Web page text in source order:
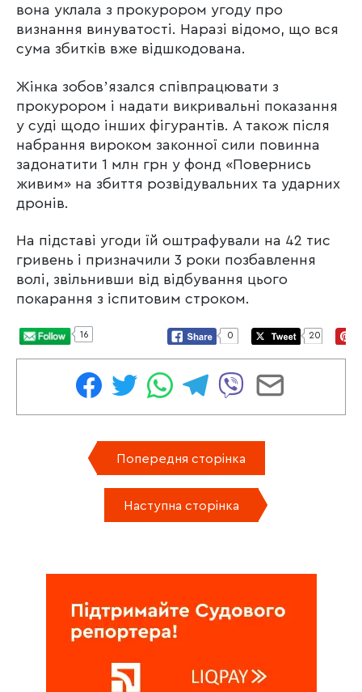
вона уклала з прокурором угоду про
визнання винуватості. Наразі відомо, що вся
сума збитків вже відшкодована.
Жінка зобовʼязался співпрацювати з
прокурором і надати викривальні показання
у суді щодо інших фігурантів. А також після
набрання вироком законної сили повинна
задонатити 1 млн грн у фонд «Повернись
живим» на збиття розвідувальних та ударних
дронів.
На підставі угоди їй оштрафували на 42 тис
гривень і призначили 3 роки позбавлення
волі, звільнивши від відбування цього
покарання з іспитовим строком.
16 0 20
Попередня сторінка
Наступна сторінка